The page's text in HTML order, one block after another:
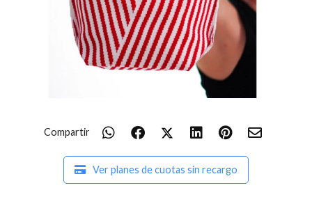
Compartir
Ver planes de cuotas sin recargo